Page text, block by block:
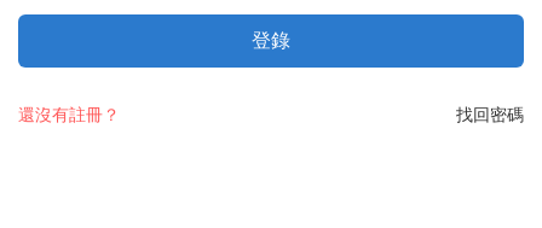
登錄
找回密碼
還沒有註冊？